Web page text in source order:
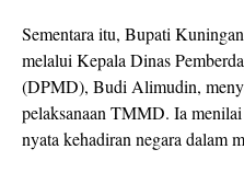
Sementara itu, Bupati
melalui Kepala Dinas
(DPMD), Budi Alimudin,
pelaksanaan TMMD. Ia
nyata kehadiran negara dalam